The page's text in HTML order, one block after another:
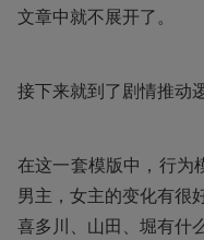
文章中就不展开了。
接下来就到了剧情推动
在这一套模版中，行为
男主，女主的变化有很
喜多川、山田、堀有什